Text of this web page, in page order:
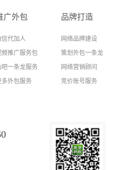
广外包
信代加人
频推广服务包
吧一条龙服务
多外包服务
品牌打造
网络品牌建设
策划外包一条龙
网络营销顾问
竞价账号服务